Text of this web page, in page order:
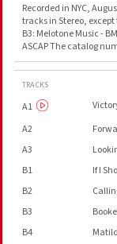
Recorded in NYC,
tracks in Stereo,
B3: Melotone Music -
ASCAP The catalog
TRACKS
A1
A2
A3
B1
If I
B2
B3
B4